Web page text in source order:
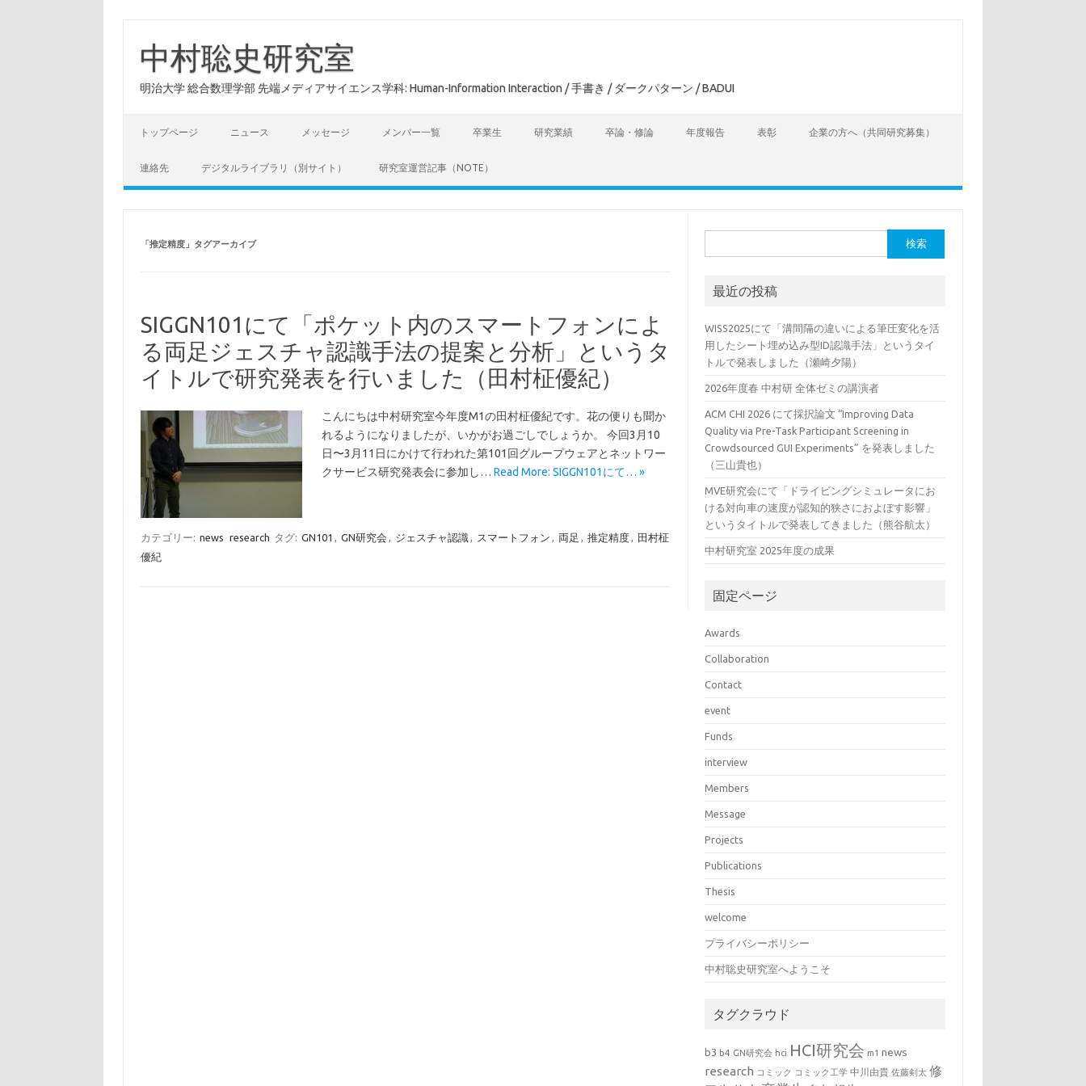
中村聡史研究室
明治大学 総合数理学部 先端メディアサイエンス学科: Human-Information Interaction / 手書き / ダークパターン / BADUI
トップページ ニュース メッセージ メンバー一覧 卒業生 研究業績 卒論・修論 年度報告 表彰 企業の方へ（共同研究募集）
連絡先 デジタルライブラリ（別サイト） 研究室運営記事（NOTE）
「推定精度」タグアーカイブ
SIGGN101にて「ポケット内のスマートフォンによ
る両足ジェスチャ認識手法の提案と分析」というタ
イトルで研究発表を行いました（田村柾優紀）
こんにちは中村研究室今年度M1の田村柾優紀です。花の便りも聞か
れるようになりましたが、いかがお過ごしでしょうか。 今回3月10
日〜3月11日にかけて行われた第101回グループウェアとネットワー
クサービス研究発表会に参加し… Read More: SIGGN101にて… »
カテゴリー: news research タグ: GN101 , GN研究会 , ジェスチャ認識, スマートフォン , 両足 , 推定精度, 田村柾
優紀
索:
最近の投稿
WISS2025にて「溝間隔の違いによる筆圧変化を活
用したシート埋め込み型ID認識手法」というタイ
トルで発表しました（瀬崎夕陽）
2026年度春 中村研 全体ゼミの講演者
ACM CHI 2026 にて採択論文 “Improving Data
Quality via Pre-Task Participant Screening in
Crowdsourced GUI Experiments” を発表しました
（三山貴也）
MVE研究会にて「ドライビングシミュレータにお
ける対向車の速度が認知的狭さにおよぼす影響」
というタイトルで発表してきました（熊谷航太）
中村研究室 2025年度の成果
固定ページ
Awards
Collaboration
Contact
event
Funds
interview
Members
Message
Projects
Publications
Thesis
welcome
プライバシーポリシー
中村聡史研究室へようこそ
タグクラウド
b3 b4 GN研究会 hci HCI研究会 m1 news
research コミック コミック工学 中川由貴 佐藤剣太 修